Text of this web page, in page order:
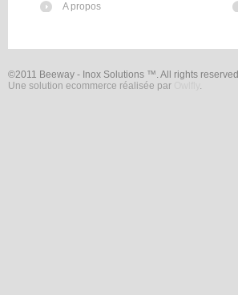
A propos
©2011 Beeway - Inox Solutions ™. All rights reserved
Une solution ecommerce réalisée par
.